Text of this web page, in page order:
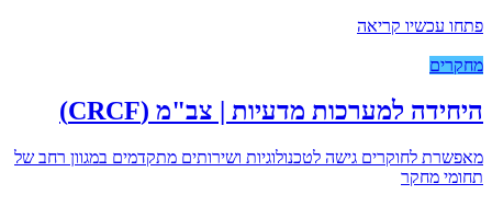
פתחו עכשיו קריאה
מחקרים
היחידה למערכות מדעיות | צב"מ (CRCF)
מאפשרת לחוקרים גישה לטכנולוגיות ושירותים מתקדמים במגוון רחב של
תחומי מחקר